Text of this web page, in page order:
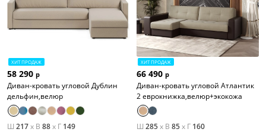
ХИТ ПРОДАЖ
58 290 р
Диван-кровать угловой Дублин
дельфин,велюр
Ш 217x В 88x Г 149
ХИТ ПРОДАЖ
66 490 р
Диван-кровать угловой Атлантик
2 еврокнижка,велюр+экокожа
Ш 285x В 85x Г 160